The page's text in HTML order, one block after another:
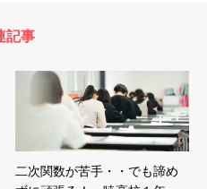
記事
二次関数が苦手・・でも諦め